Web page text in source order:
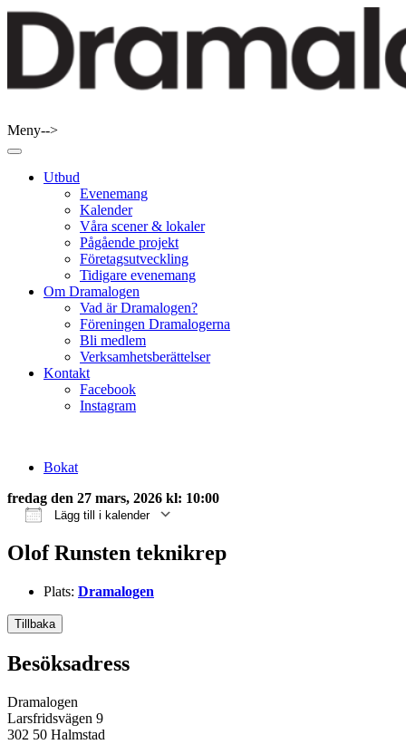
Skip
Meny-->
Utbud
Evenemang
Kalender
Våra scener & lokaler
Pågående projekt
Företagsutveckling
Tidigare evenemang
Om Dramalogen
Vad är Dramalogen?
Föreningen Dramalogerna
Bli medlem
Verksamhetsberättelser
Kontakt
Facebook
Instagram
Bokat
fredag den 27 mars, 2026 kl: 10:00
Lägg till i kalender
Olof Runsten teknikrep
Plats: Dramalogen
Tillbaka
Besöksadress
Dramalogen
Larsfridsvägen 9
302 50 Halmstad